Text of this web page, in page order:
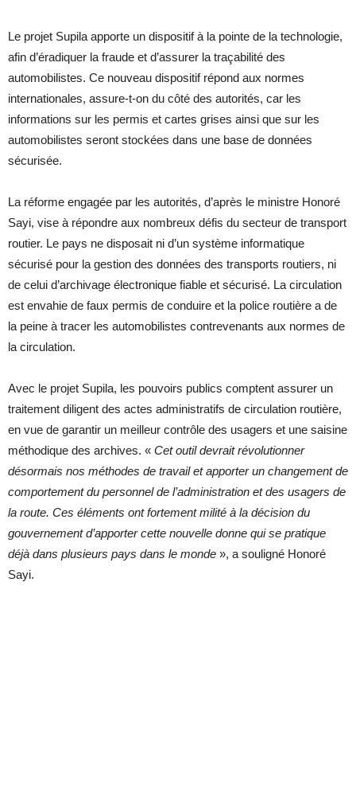
Le projet Supila apporte un dispositif à la pointe de la technologie,
afin d’éradiquer la fraude et d’assurer la traçabilité des
automobilistes. Ce nouveau dispositif répond aux normes
internationales, assure-t-on du côté des autorités, car les
informations sur les permis et cartes grises ainsi que sur les
automobilistes seront stockées dans une base de données
sécurisée.
La réforme engagée par les autorités, d’après le ministre Honoré
Sayi, vise à répondre aux nombreux défis du secteur de transport
routier. Le pays ne disposait ni d’un système informatique
sécurisé pour la gestion des données des transports routiers, ni
de celui d’archivage électronique fiable et sécurisé. La circulation
est envahie de faux permis de conduire et la police routière a de
la peine à tracer les automobilistes contrevenants aux normes de
la circulation.
Avec le projet Supila, les pouvoirs publics comptent assurer un
traitement diligent des actes administratifs de circulation routière,
en vue de garantir un meilleur contrôle des usagers et une saisine
méthodique des archives. « Cet outil devrait révolutionner
désormais nos méthodes de travail et apporter un changement de
comportement du personnel de l’administration et des usagers de
la route. Ces éléments ont fortement milité à la décision du
gouvernement d’apporter cette nouvelle donne qui se pratique
déjà dans plusieurs pays dans le monde », a souligné Honoré
Sayi.